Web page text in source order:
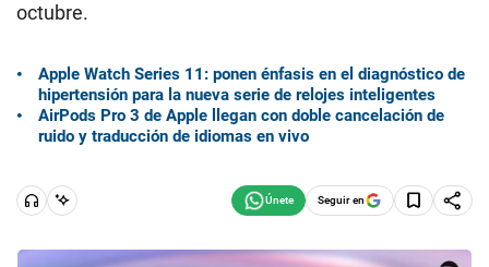
octubre.
Apple Watch Series 11: ponen énfasis en el diagnóstico de
hipertensión para la nueva serie de relojes inteligentes
AirPods Pro 3 de Apple llegan con doble cancelación de
ruido y traducción de idiomas en vivo
Seguir en